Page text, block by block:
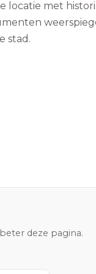
locatie met
stad.
deze pagina.